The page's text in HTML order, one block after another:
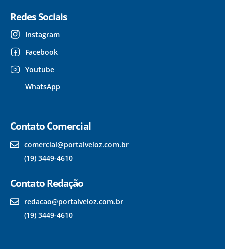
Redes Sociais
Instagram
Facebook
Youtube
WhatsApp
Contato Comercial
comercial@portalveloz.com.br
(19) 3449-4610
Contato Redação
redacao@portalveloz.com.br
(19) 3449-4610